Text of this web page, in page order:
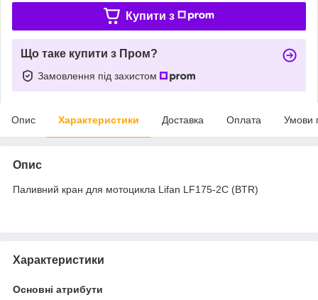
Купити з
Що таке купити з Пром?
Замовлення під захистом
Опис Характеристики Доставка Оплата Умови
Опис
Паливний кран для мотоцикла Lifan LF175-2С (BTR)
Характеристики
Основні атрибути